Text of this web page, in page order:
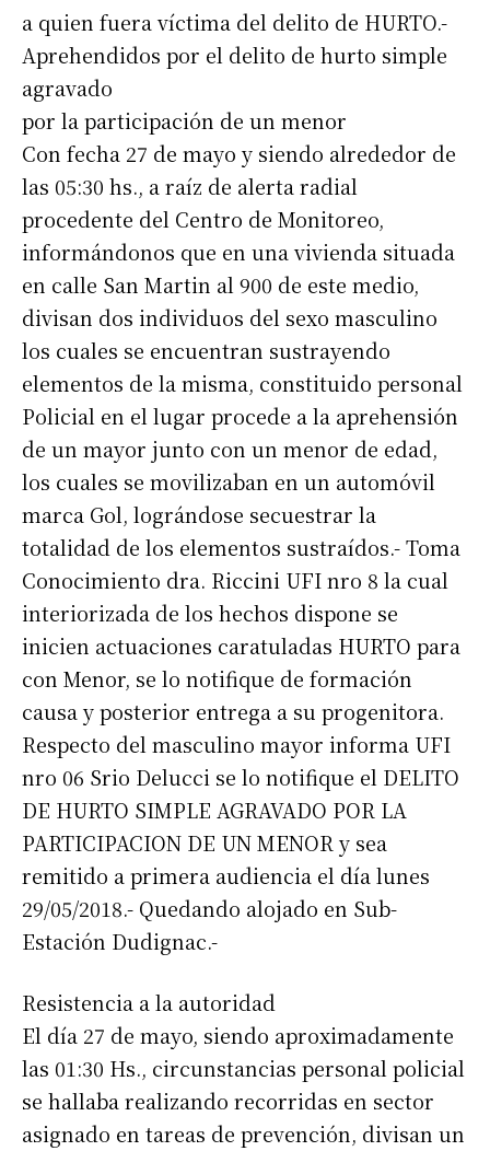
a quien fuera víctima del delito de HURTO.-
Aprehendidos por el delito de hurto simple
agravado
por la participación de un menor
Con fecha 27 de mayo y siendo alrededor de
las 05:30 hs., a raíz de alerta radial
procedente del Centro de Monitoreo,
informándonos que en una vivienda situada
en calle San Martin al 900 de este medio,
divisan dos individuos del sexo masculino
los cuales se encuentran sustrayendo
elementos de la misma, constituido personal
Policial en el lugar procede a la aprehensión
de un mayor junto con un menor de edad,
los cuales se movilizaban en un automóvil
marca Gol, lográndose secuestrar la
totalidad de los elementos sustraídos.- Toma
Conocimiento dra. Riccini UFI nro 8 la cual
interiorizada de los hechos dispone se
inicien actuaciones caratuladas HURTO para
con Menor, se lo notifique de formación
causa y posterior entrega a su progenitora.
Respecto del masculino mayor informa UFI
nro 06 Srio Delucci se lo notifique el DELITO
DE HURTO SIMPLE AGRAVADO POR LA
PARTICIPACION DE UN MENOR y sea
remitido a primera audiencia el día lunes
29/05/2018.- Quedando alojado en Sub-
Estación Dudignac.-
Resistencia a la autoridad
El día 27 de mayo, siendo aproximadamente
las 01:30 Hs., circunstancias personal policial
se hallaba realizando recorridas en sector
asignado en tareas de prevención, divisan un